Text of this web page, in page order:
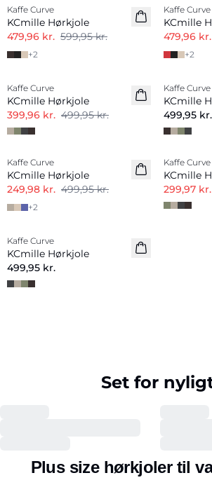
Hørmix
Kaffe Curve
KCmille Hørkjole
479,96 kr. 599,95 kr.
+2
Hørmix
Kaffe Curve
KCmille
479,96 kr.
+2
Hørmix
Kaffe Curve
KCmille Hørkjole
399,96 kr. 499,95 kr.
Nyhed
Hørmix
Kaffe Curve
KCmille
499,95 kr.
Hørmix
-50%
Kaffe Curve
KCmille Hørkjole
249,98 kr. 499,95 kr.
+2
Hørmix
-40%
Kaffe Curve
KCmille
299,97 kr.
Hørmix
Kaffe Curve
KCmille Hørkjole
499,95 kr.
Set for
Plus size hørkjoler til